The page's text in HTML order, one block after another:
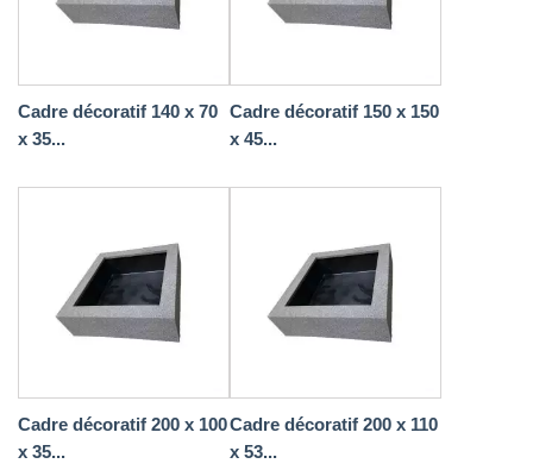
Cadre décoratif 140 x 70
x 35...
Cadre décoratif 150 x 150
x 45...
Cadre décoratif 200 x 100
x 35...
Cadre décoratif 200 x 110
x 53...